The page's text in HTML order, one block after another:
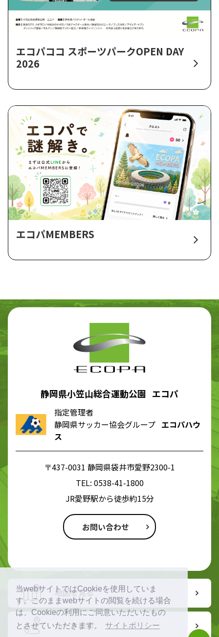
当webサイトではCookieを使用していま
す。このままwebサイトの閲覧を続ける場合
は、Cookieの利用にご同意いただいたもの
とさせていただきます。
サイトポリシー
エコパココ スポーツパークOPEN DAY
2026
エコパMEMBERS
静岡県小笠山総合運動公園 エコパ
指定管理者
静岡県サッカー協会グループ エコパハウ
ス
〒437-0031 静岡県袋井市愛野2300-1
TEL: 0538-41-1800
JR愛野駅から徒歩約15分
お問い合わせ
地図を見る
ルート検索